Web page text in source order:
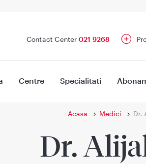
Contact Center 021 9268
Centre Specialitati
Acasa Medici Dr.
Dr.